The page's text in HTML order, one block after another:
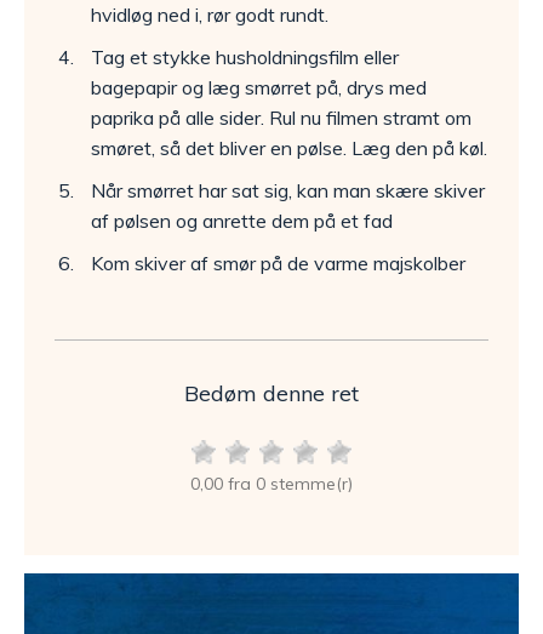
hvidløg ned i, rør godt rundt.
Tag et stykke husholdningsfilm eller
bagepapir og læg smørret på, drys med
paprika på alle sider. Rul nu filmen stramt om
smøret, så det bliver en pølse. Læg den på køl.
Når smørret har sat sig, kan man skære skiver
af pølsen og anrette dem på et fad
Kom skiver af smør på de varme majskolber
Bedøm denne ret
0,00 fra 0 stemme(r)